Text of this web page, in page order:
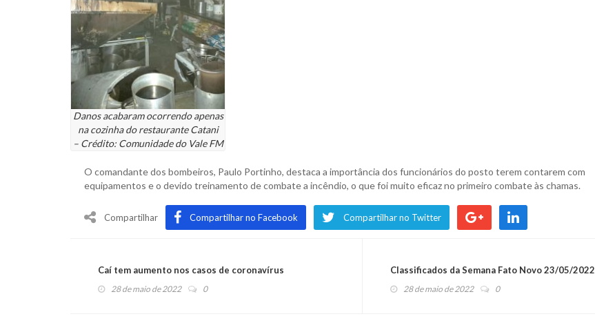
Danos acabaram ocorrendo apenas
na cozinha do restaurante Catani
– Crédito: Comunidade do Vale FM
O comandante dos bombeiros, Paulo Portinho, destaca a importância dos funcionários do posto terem contarem com
equipamentos e o devido treinamento de combate a incêndio, o que foi muito eficaz no primeiro combate às chamas.
Compartilhar Compartilhar no Facebook Compartilhar no Twitter
Caí tem aumento nos casos de coronavírus
28 de maio de 2022 0
Classificados da Semana Fato Novo 23/05/2022
28 de maio de 2022 0